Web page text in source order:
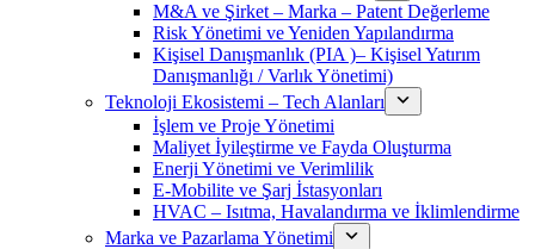
M&A ve Şirket – Marka – Patent Değerleme
Risk Yönetimi ve Yeniden Yapılandırma
Kişisel Danışmanlık (PIA )– Kişisel Yatırım
Danışmanlığı / Varlık Yönetimi)
Teknoloji Ekosistemi – Tech Alanları
İşlem ve Proje Yönetimi
Maliyet İyileştirme ve Fayda Oluşturma
Enerji Yönetimi ve Verimlilik
E-Mobilite ve Şarj İstasyonları
HVAC – Isıtma, Havalandırma ve İklimlendirme
Marka ve Pazarlama Yönetimi